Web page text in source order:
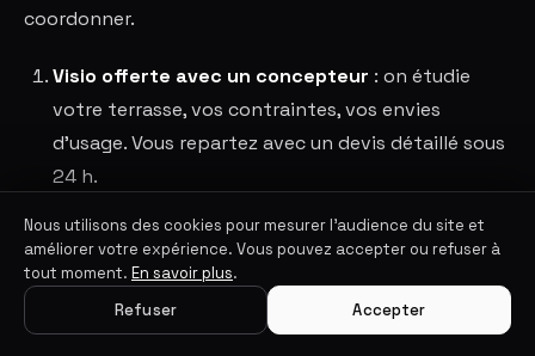
coordonner.
Visio offerte avec un concepteur : on étudie
votre terrasse, vos contraintes, vos envies
d'usage. Vous repartez avec un devis détaillé sous
24 h.
Validation du devis: modèle, coloris, options,
fenêtre de livraison. Acompte versé.
: votre Pod est usiné sur
mesure selon vos spécifications. Suivi régulier par
Nous utilisons des cookies pour mesurer l'audience du site et
améliorer votre expérience. Vous pouvez accepter ou refuser à
tout moment. En savoir plus.
Refuser
Accepter